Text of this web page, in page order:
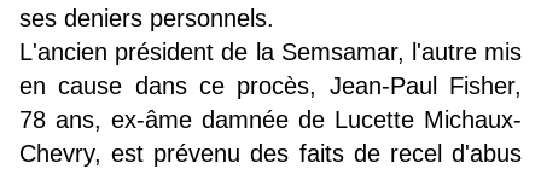
ses deniers personnels.
L'ancien président de la Semsamar, l'autre mis
en cause dans ce procès, Jean-Paul Fisher,
78 ans, ex-âme damnée de Lucette Michaux-
Chevry, est prévenu des faits de recel d'abus